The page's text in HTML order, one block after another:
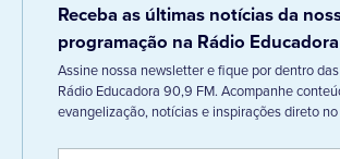
Receba as últimas notícias da
programação na Rádio Educadora
Assine nossa newsletter e fique por dentro
Rádio Educadora 90,9 FM. Acompanhe
evangelização, notícias e inspirações direto